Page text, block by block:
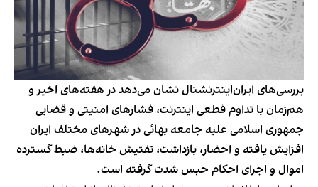
بررسی‌های ایران‌اینترنشنال نشان می‌دهد در هفته‌های اخیر و
هم‌زمان با تداوم قطعی اینترنت، فشارهای امنیتی و قضایی
جمهوری اسلامی علیه جامعه بهائی در شهرهای مختلف ایران
افزایش یافته و احضار، بازداشت، تفتیش خانه‌ها، ضبط گسترده
اموال و اجرای احکام حبس شدت گرفته است.